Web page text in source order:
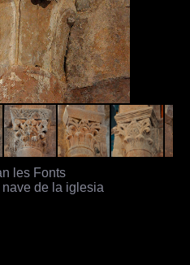
les Fonts
de la iglesia